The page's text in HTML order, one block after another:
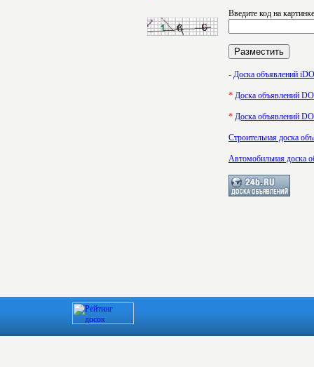
Введите код на картинке
- Доска объявлений
* Доска объявлений
* Доска объявлений
Строительная доска
Автомобильная доска